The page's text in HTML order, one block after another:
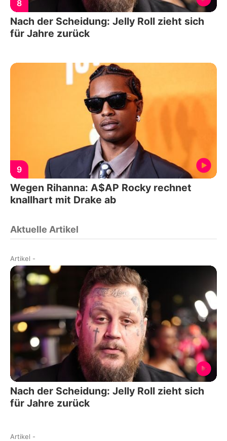
8
Nach der Scheidung: Jelly Roll zieht sich
für Jahre zurück
9
Wegen Rihanna: A$AP Rocky rechnet
knallhart mit Drake ab
Aktuelle Artikel
Artikel -
Nach der Scheidung: Jelly Roll zieht sich
für Jahre zurück
Artikel -